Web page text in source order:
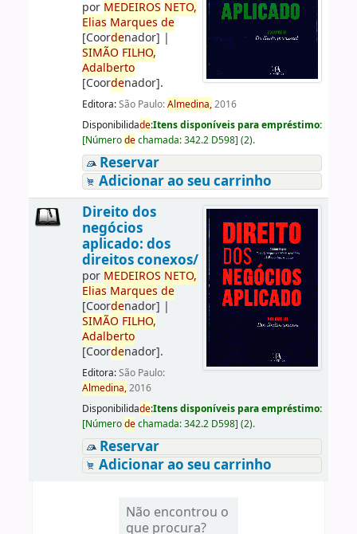
por MEDEIROS NETO,
Elias Marques de
[Coordenador] |
SIMÃO FILHO,
Adalberto
[Coordenador].
Editora:São Paulo:Almedina,2016
Disponibilidade:Itens disponíveis para empréstimo:
[Númerodechamada:342.2 D598] (2).
Reservar
Adicionar ao seu carrinho
Direito dos
negócios
aplicado: dos
direitos conexos/
por MEDEIROS NETO,
Elias Marques de
[Coordenador] |
SIMÃO FILHO,
Adalberto
[Coordenador].
Editora:São Paulo:
Almedina,2016
Disponibilidade:Itens disponíveis para empréstimo:
[Númerodechamada:342.2 D598] (2).
Reservar
Adicionar ao seu carrinho
Não encontrou o
que procura?